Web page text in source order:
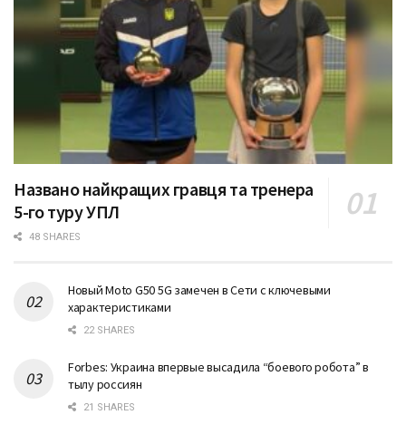
Названо найкращих гравця та тренера
5-го туру УПЛ
48 SHARES
Новый Moto G50 5G замечен в Сети с ключевыми
характеристиками
22 SHARES
Forbes: Украина впервые высадила “боевого робота” в
тылу россиян
21 SHARES